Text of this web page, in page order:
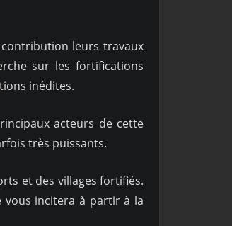
leurs travaux
sur les fortifications
inédites.
acteurs de cette
très puissants.
et des villages fortifiés.
vous incitera à partir à la